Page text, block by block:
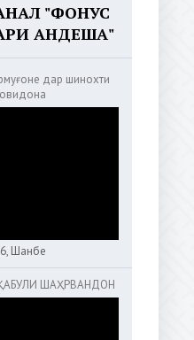
"ФОНУС
АНДЕША"
дар шинохти
Шанбе
ШАҲРВАНДОН